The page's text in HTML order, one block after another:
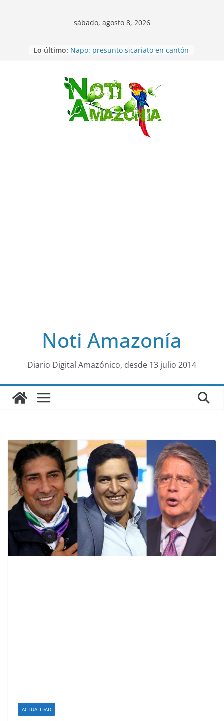
Saltar
al
sábado, agosto 8, 2026
Lo último: Napo: presunto sicariato en cantón
desaparecidos fueron encontrados
muertos en Puerto lopez
Sentencian a 34 años de prisión a
implicados en caso de Alison,
oriunda de Tena
Vozinha, el arquero sensación de
cabo Verde, ya llegó para
Noti Amazonía
Diario Digital Amazónico, desde 13 julio 2014
ACTUALIDAD